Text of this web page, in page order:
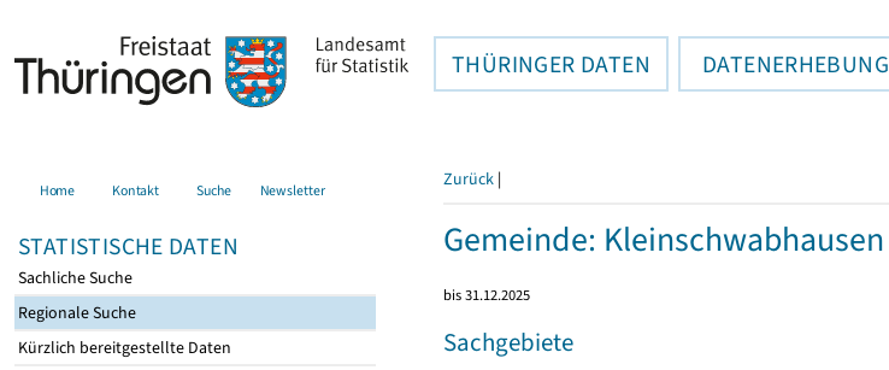
THÜRINGER DATEN DATENERHEBUNG
Home Kontakt Suche Newsletter
STATISTISCHE DATEN
Sachliche Suche
Regionale Suche
Kürzlich bereitgestellte Daten
Zurück |
Gemeinde: Kleinschwabhausen
bis 31.12.2025
Sachgebiete